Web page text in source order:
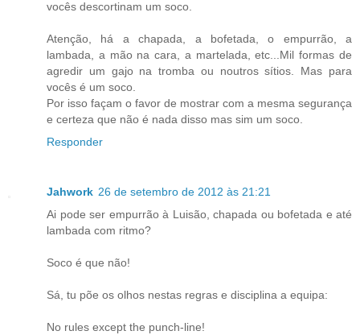
vocês descortinam um soco.
Atenção, há a chapada, a bofetada, o empurrão, a
lambada, a mão na cara, a martelada, etc...Mil formas de
agredir um gajo na tromba ou noutros sítios. Mas para
vocês é um soco.
Por isso façam o favor de mostrar com a mesma segurança
e certeza que não é nada disso mas sim um soco.
Responder
Jahwork 26 de setembro de 2012 às 21:21
Ai pode ser empurrão à Luisão, chapada ou bofetada e até
lambada com ritmo?
Soco é que não!
Sá, tu põe os olhos nestas regras e disciplina a equipa:
No rules except the punch-line!